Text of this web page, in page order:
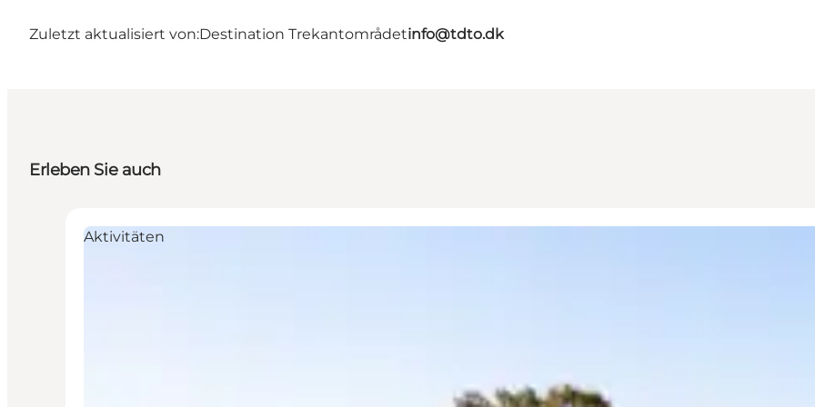
Zuletzt aktualisiert von:Destination Trekantområdetinfo@tdto.dk
Erleben Sie auch
Aktivitäten